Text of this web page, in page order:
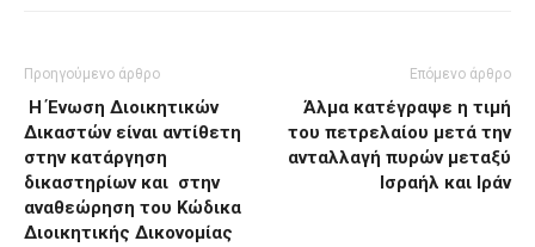
Προηγούμενο άρθρο
Η Ένωση Διοικητικών
Δικαστών είναι αντίθετη
στην κατάργηση
δικαστηρίων και στην
αναθεώρηση του Κώδικα
Διοικητικής Δικονομίας
Επόμενο άρθρο
Άλμα κατέγραψε η τιμή
του πετρελαίου μετά την
ανταλλαγή πυρών μεταξύ
Ισραήλ και Ιράν